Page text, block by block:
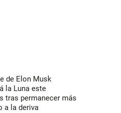
de Elon Musk
la Luna este
tras permanecer más
a la deriva